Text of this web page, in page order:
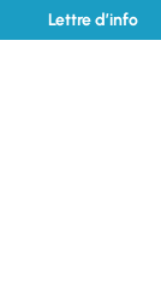
Lettre d’info